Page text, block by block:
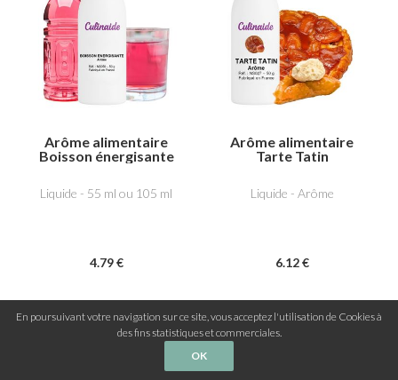
Arôme alimentaire
Boisson énergisante
Liquide - 55 ml ou 105 ml
4.79 €
Arôme alimentaire
Tarte Tatin
Liquide - Arôme
6.12 €
En poursuivant votre navigation sur ce site, vous acceptez l'utilisation de Cookies à
des fins statistiques et commerciales.
OK